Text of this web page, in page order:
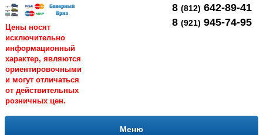
Цены носят
исключительно
информационный
характер, являются
ориентировочными
и могут отличаться
от действительных
розничных цен.
8 (812) 642-89-41
8 (921) 945-74-95
Меню